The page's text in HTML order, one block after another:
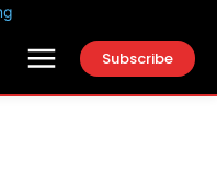
Subscribe